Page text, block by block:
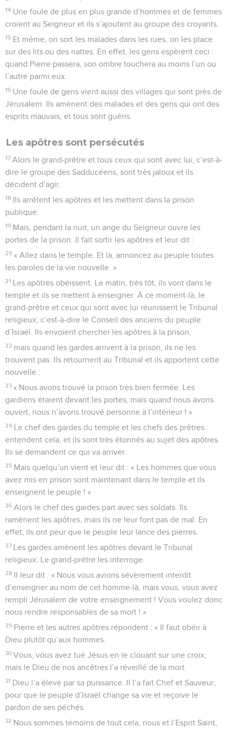
14 Une foule de plus en plus grande d’hommes et de femmes
croient au Seigneur et ils s’ajoutent au groupe des croyants.
15 Et même, on sort les malades dans les rues, on les place
sur des lits ou des nattes. En effet, les gens espèrent ceci :
quand Pierre passera, son ombre touchera au moins l’un ou
l’autre parmi eux.
16 Une foule de gens vient aussi des villages qui sont près de
Jérusalem. Ils amènent des malades et des gens qui ont des
esprits mauvais, et tous sont guéris.
Les apôtres sont persécutés
17 Alors le grand-prêtre et tous ceux qui sont avec lui, c’est-à-
dire le groupe des Sadducéens, sont très jaloux et ils
décident d’agir.
18 Ils arrêtent les apôtres et les mettent dans la prison
publique.
19 Mais, pendant la nuit, un ange du Seigneur ouvre les
portes de la prison. Il fait sortir les apôtres et leur dit :
20 « Allez dans le temple. Et là, annoncez au peuple toutes
les paroles de la vie nouvelle. »
21 Les apôtres obéissent. Le matin, très tôt, ils vont dans le
temple et ils se mettent à enseigner. À ce moment-là, le
grand-prêtre et ceux qui sont avec lui réunissent le Tribunal
religieux, c’est-à-dire le Conseil des anciens du peuple
d’Israël. Ils envoient chercher les apôtres à la prison,
22 mais quand les gardes arrivent à la prison, ils ne les
trouvent pas. Ils retournent au Tribunal et ils apportent cette
nouvelle :
23 « Nous avons trouvé la prison très bien fermée. Les
gardiens étaient devant les portes, mais quand nous avons
ouvert, nous n’avons trouvé personne à l’intérieur ! »
24 Le chef des gardes du temple et les chefs des prêtres
entendent cela, et ils sont très étonnés au sujet des apôtres.
Ils se demandent ce qui va arriver.
25 Mais quelqu’un vient et leur dit : « Les hommes que vous
avez mis en prison sont maintenant dans le temple et ils
enseignent le peuple ! »
26 Alors le chef des gardes part avec ses soldats. Ils
ramènent les apôtres, mais ils ne leur font pas de mal. En
effet, ils ont peur que le peuple leur lance des pierres.
27 Les gardes amènent les apôtres devant le Tribunal
religieux. Le grand-prêtre les interroge.
28 Il leur dit : « Nous vous avions sévèrement interdit
d’enseigner au nom de cet homme-là, mais vous, vous avez
rempli Jérusalem de votre enseignement ! Vous voulez donc
nous rendre responsables de sa mort ! »
29 Pierre et les autres apôtres répondent : « Il faut obéir à
Dieu plutôt qu’aux hommes.
30 Vous, vous avez tué Jésus en le clouant sur une croix,
mais le Dieu de nos ancêtres l’a réveillé de la mort.
31 Dieu l’a élevé par sa puissance. Il l’a fait Chef et Sauveur,
pour que le peuple d’Israël change sa vie et reçoive le
pardon de ses péchés.
32 Nous sommes témoins de tout cela, nous et l’Esprit Saint,